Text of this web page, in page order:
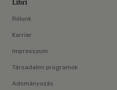
Libri
Rólunk
Karrier
Impresszum
Társadalmi programok
Adományozás